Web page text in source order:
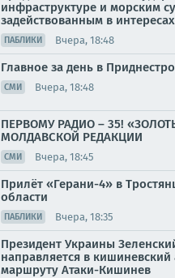
инфраструктуре и морским
задействованным в
ПАБЛИКИ Вчера, 18:48
Главное за день в
СМИ Вчера, 18:48
ПЕРВОМУ РАДИО – 35!
МОЛДАВСКОЙ РЕДАКЦИИ
СМИ Вчера, 18:45
Прилёт «Герани-4» в
области
ПАБЛИКИ Вчера, 18:35
Президент Украины
направляется в кишиневский
маршруту Атаки-Кишинев